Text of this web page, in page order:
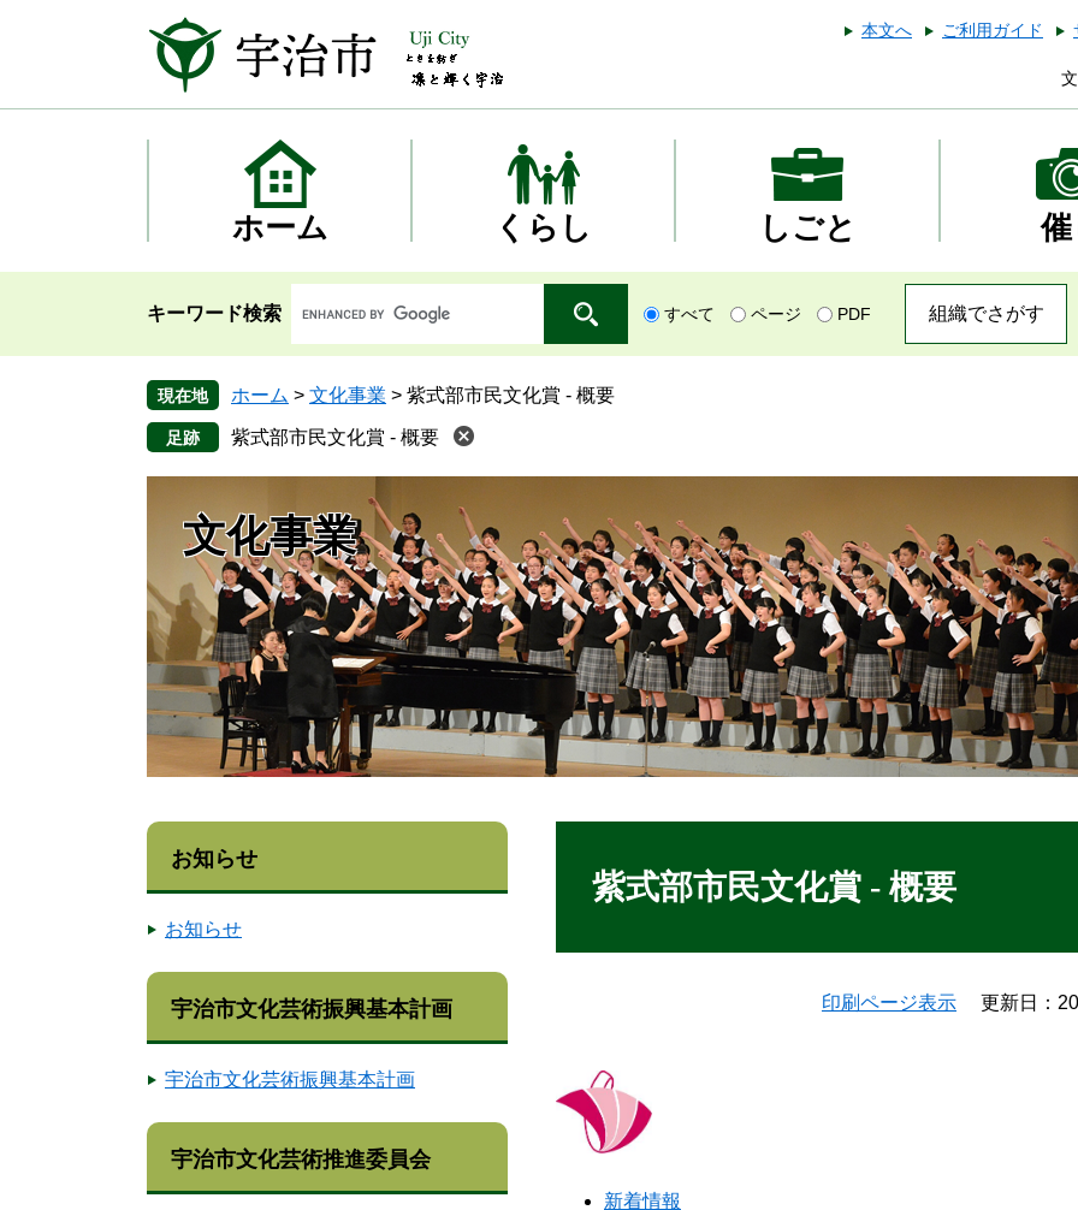
本
本文へ ご利用ガイド
ホーム くらし しごと 催
キーワード検索 すべて ページ PDF 組織でさがす
現在地 ホーム > 文化事業 > 紫式部市民文化賞 - 概要
紫式部市民文化賞 - 概要
文化事業
紫式部市民文化賞 - 概要
印刷ページ表示 更新日：
新着情報
お知らせ
お知らせ
宇治市文化芸術振興基本計画
宇治市文化芸術振興基本計画
宇治市文化芸術推進委員会